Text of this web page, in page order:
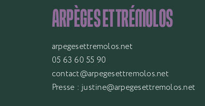
ARPÈGES ET TRÉMOLOS
arpegesettremolos.net
05 63 60 55 90
contact@arpegesettremolos.net
Presse : justine@arpegesettremolos.net